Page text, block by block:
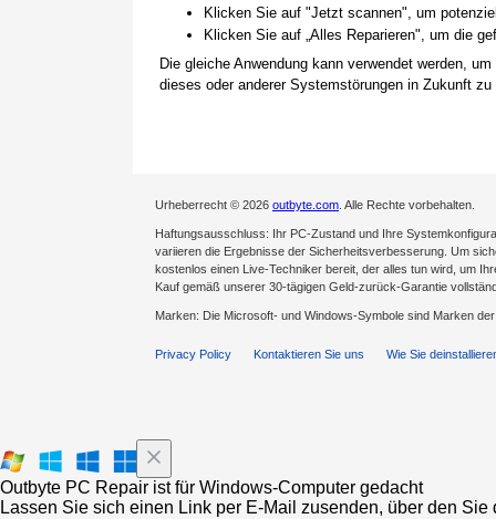
Klicken Sie auf "Jetzt scannen", um
Klicken Sie auf „Alles Reparieren", um die
Die gleiche Anwendung kann verwendet werden,
dieses oder anderer Systemstörungen in Zukunft zu
Urheberrecht © 2026 outbyte.com . Alle Rechte vorbehalten.
Haftungsausschluss: Ihr PC-Zustand und Ihre
variieren die Ergebnisse der Sicherheitsverbesserung. Um
kostenlos einen Live-Techniker bereit, der alles tun wird, um
Kauf gemäß unserer 30-tägigen Geld-zurück-Garantie
Marken: Die Microsoft- und Windows-Symbole sind Marken
Privacy Policy Kontaktieren Sie uns Wie Sie
Outbyte PC Repair ist für Windows-Computer gedacht
Lassen Sie sich einen Link per E-Mail zusenden, über den